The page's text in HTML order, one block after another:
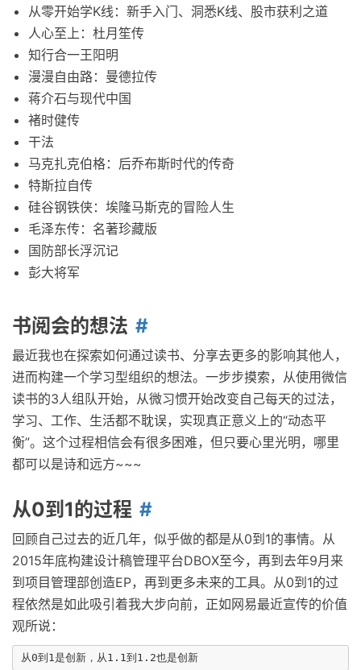
从零开始学K线：新手入门、洞悉K线、股市获利之道
人心至上：杜月笙传
知行合一王阳明
漫漫自由路：曼德拉传
蒋介石与现代中国
褚时健传
干法
马克扎克伯格：后乔布斯时代的传奇
特斯拉自传
硅谷钢铁侠：埃隆马斯克的冒险人生
毛泽东传：名著珍藏版
国防部长浮沉记
彭大将军
书阅会的想法
最近我也在探索如何通过读书、分享去更多的影响其他人，
进而构建一个学习型组织的想法。一步步摸索，从使用微信
读书的3人组队开始，从微习惯开始改变自己每天的过法，
学习、工作、生活都不耽误，实现真正意义上的“动态平
衡”。这个过程相信会有很多困难，但只要心里光明，哪里
都可以是诗和远方~~~
从0到1的过程
回顾自己过去的近几年，似乎做的都是从0到1的事情。从
2015年底构建设计稿管理平台DBOX至今，再到去年9月来
到项目管理部创造EP，再到更多未来的工具。从0到1的过
程依然是如此吸引着我大步向前，正如网易最近宣传的价值
观所说：